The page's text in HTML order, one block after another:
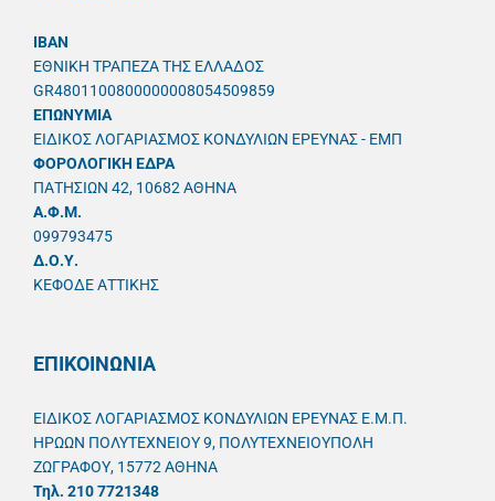
IBAN
ΕΘΝΙΚΗ ΤΡΑΠΕΖΑ ΤΗΣ ΕΛΛΑΔΟΣ
GR4801100800000008054509859
ΕΠΩΝΥΜΙΑ
ΕΙΔΙΚΟΣ ΛΟΓΑΡΙΑΣΜΟΣ ΚΟΝΔΥΛΙΩΝ ΕΡΕΥΝΑΣ - ΕΜΠ
ΦΟΡΟΛΟΓΙΚΗ ΕΔΡΑ
ΠΑΤΗΣΙΩΝ 42, 10682 ΑΘΗΝΑ
A.Φ.Μ.
099793475
Δ.Ο.Υ.
ΚΕΦΟΔΕ ΑΤΤΙΚΗΣ
ΕΠΙΚΟΙΝΩΝΙΑ
ΕΙΔΙΚΟΣ ΛΟΓΑΡΙΑΣΜΟΣ ΚΟΝΔΥΛΙΩΝ ΕΡΕΥΝΑΣ Ε.Μ.Π.
ΗΡΩΩΝ ΠΟΛΥΤΕΧΝΕΙΟΥ 9, ΠΟΛΥΤΕΧΝΕΙΟΥΠΟΛΗ
ΖΩΓΡΑΦΟΥ, 15772 ΑΘΗΝΑ
Τηλ. 210 7721348